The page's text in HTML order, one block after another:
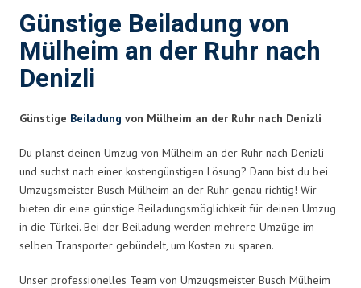
Günstige Beiladung von
Mülheim an der Ruhr nach
Denizli
Günstige Beiladung von Mülheim an der Ruhr nach Denizli
Du planst deinen Umzug von Mülheim an der Ruhr nach Denizli
und suchst nach einer kostengünstigen Lösung? Dann bist du bei
Umzugsmeister Busch Mülheim an der Ruhr genau richtig! Wir
bieten dir eine günstige Beiladungsmöglichkeit für deinen Umzug
in die Türkei. Bei der Beiladung werden mehrere Umzüge im
selben Transporter gebündelt, um Kosten zu sparen.
Unser professionelles Team von Umzugsmeister Busch Mülheim